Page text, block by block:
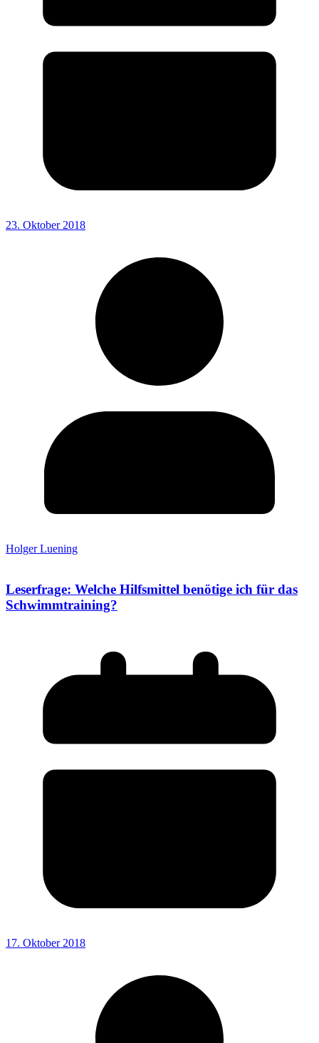
23. Oktober 2018
Holger Luening
Leserfrage: Welche Hilfsmittel benötige ich für das
Schwimmtraining?
17. Oktober 2018